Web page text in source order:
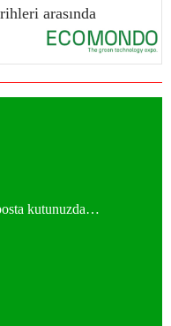
arasında
kutunuzda…